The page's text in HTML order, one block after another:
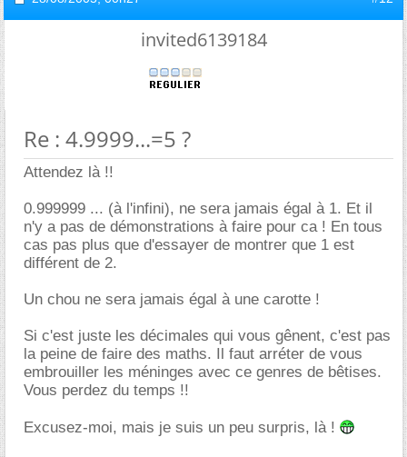
invited6139184
Re : 4.9999...=5 ?
Attendez là !!
0.999999 ... (à l'infini), ne sera jamais égal à 1. Et il
n'y a pas de démonstrations à faire pour ca ! En tous
cas pas plus que d'essayer de montrer que 1 est
différent de 2.
Un chou ne sera jamais égal à une carotte !
Si c'est juste les décimales qui vous gênent, c'est pas
la peine de faire des maths. Il faut arréter de vous
embrouiller les méninges avec ce genres de bêtises.
Vous perdez du temps !!
Excusez-moi, mais je suis un peu surpris, là !